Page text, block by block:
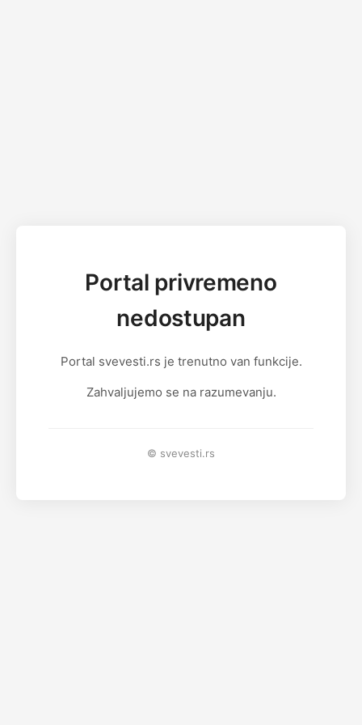
Portal privremeno
nedostupan
Portal svevesti.rs je trenutno van funkcije.
Zahvaljujemo se na razumevanju.
© svevesti.rs